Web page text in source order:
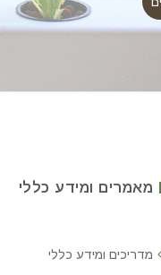
מאמרים ומידע כללי
מדריכים ומידע כללי